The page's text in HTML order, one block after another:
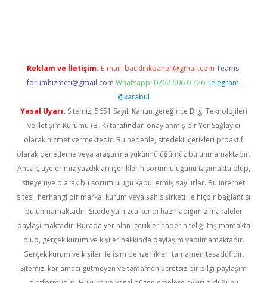
Reklam ve İletişim: E-mail: backlinkpaneli@gmail.com Teams:
forumhizmeti@gmail.com Whatsapp: 0262 606 0 726 Telegram:
@karabul
Yasal Uyarı: Sitemiz, 5651 Sayılı Kanun gereğince Bilgi Teknolojileri
ve İletişim Kurumu (BTK) tarafından onaylanmış bir Yer Sağlayıcı
olarak hizmet vermektedir. Bu nedenle, sitedeki içerikleri proaktif
olarak denetleme veya araştırma yükümlülüğümüz bulunmamaktadır.
Ancak, üyelerimiz yazdıkları içeriklerin sorumluluğunu taşımakta olup,
siteye üye olarak bu sorumluluğu kabul etmiş sayılırlar. Bu internet
sitesi, herhangi bir marka, kurum veya şahıs şirketi ile hiçbir bağlantısı
bulunmamaktadır. Sitede yalnızca kendi hazırladığımız makaleler
paylaşılmaktadır. Burada yer alan içerikler haber niteliği taşımamakta
olup, gerçek kurum ve kişiler hakkında paylaşım yapılmamaktadır.
Gerçek kurum ve kişiler ile isim benzerlikleri tamamen tesadüfidir.
Sitemiz, kar amacı gütmeyen ve tamamen ücretsiz bir bilgi paylaşım